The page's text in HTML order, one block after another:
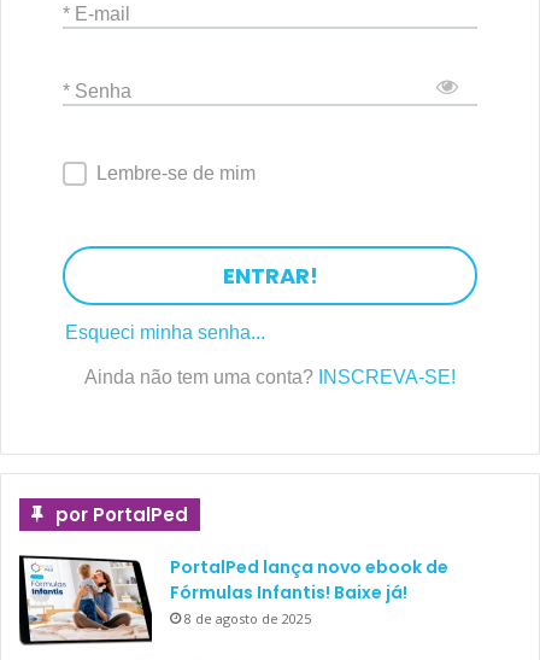
* E-mail
* Senha
Lembre-se de mim
ENTRAR!
Esqueci minha senha...
Ainda não tem uma conta? INSCREVA-SE!
por PortalPed
PortalPed lança novo ebook de
Fórmulas Infantis! Baixe já!
8 de agosto de 2025